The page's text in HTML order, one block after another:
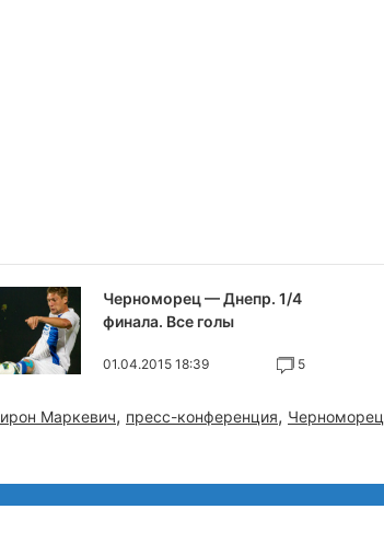
Черноморец — Днепр. 1/4
финала. Все голы
01.04.2015 18:39 5
Маркевич, пресс-конференция, Черноморец